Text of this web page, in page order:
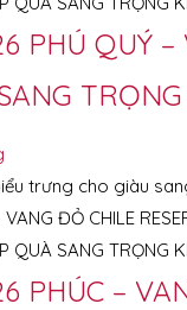
PHÚ QUÝ
trưng cho giàu
PHÚC –